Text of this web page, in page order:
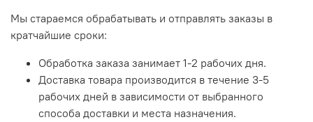
Мы стараемся обрабатывать и отправлять заказы в
кратчайшие сроки:
Обработка заказа занимает 1-2 рабочих дня.
Доставка товара производится в течение 3-5
рабочих дней в зависимости от выбранного
способа доставки и места назначения.